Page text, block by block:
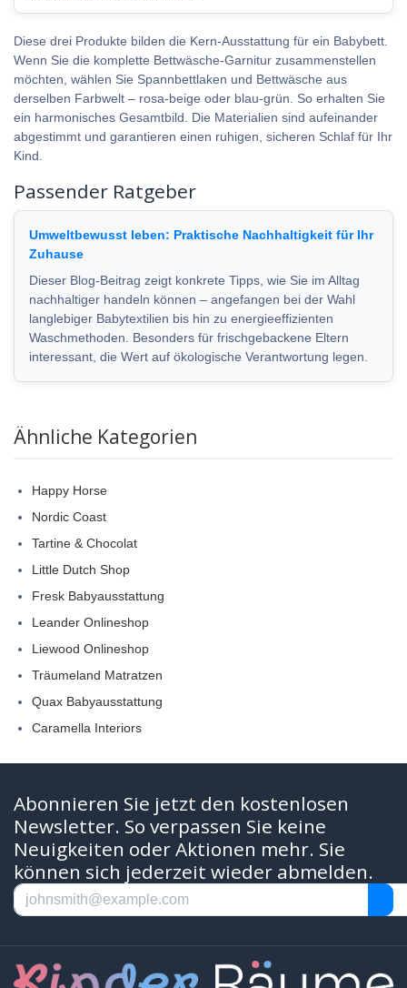
Diese drei Produkte bilden die Kern-Ausstattung für ein Babybett.
Wenn Sie die komplette Bettwäsche-Garnitur zusammenstellen
möchten, wählen Sie Spannbettlaken und Bettwäsche aus
derselben Farbwelt – rosa-beige oder blau-grün. So erhalten Sie
ein harmonisches Gesamtbild. Die Materialien sind aufeinander
abgestimmt und garantieren einen ruhigen, sicheren Schlaf für Ihr
Kind.
Passender Ratgeber
Umweltbewusst leben: Praktische Nachhaltigkeit für Ihr
Zuhause
Dieser Blog-Beitrag zeigt konkrete Tipps, wie Sie im Alltag
nachhaltiger handeln können – angefangen bei der Wahl
langlebiger Babytextilien bis hin zu energieeffizienten
Waschmethoden. Besonders für frischgebackene Eltern
interessant, die Wert auf ökologische Verantwortung legen.
Ähnliche Kategorien
Happy Horse
Nordic Coast
Tartine & Chocolat
Little Dutch Shop
Fresk Babyausstattung
Leander Onlineshop
Liewood Onlineshop
Träumeland Matratzen
Quax Babyausstattung
Caramella Interiors
Abonnieren Sie jetzt den kostenlosen
Newsletter. So verpassen Sie keine
Neuigkeiten oder Aktionen mehr. Sie
können sich jederzeit wieder abmelden.